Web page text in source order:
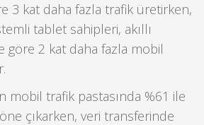
3 kat daha fazla trafik üretirken,
tablet sahipleri, akıllı
göre 2 kat daha fazla mobil
mobil trafik pastasında %61 ile
öne çıkarken, veri transferinde